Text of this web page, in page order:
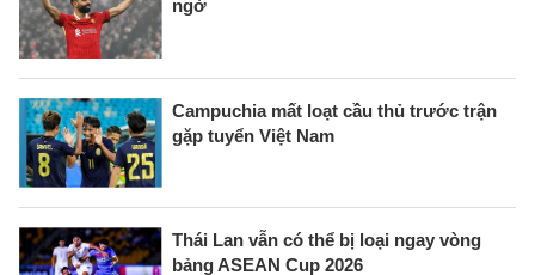
ngờ
Campuchia mất loạt cầu thủ trước trận
gặp tuyển Việt Nam
Thái Lan vẫn có thể bị loại ngay vòng
bảng ASEAN Cup 2026